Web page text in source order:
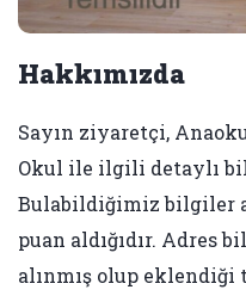
Hakkımızda
Sayın ziyaretçi,
Okul ile ilgili detaylı
Bulabildiğimiz bilgiler
puan aldığıdır. Adres
alınmış olup